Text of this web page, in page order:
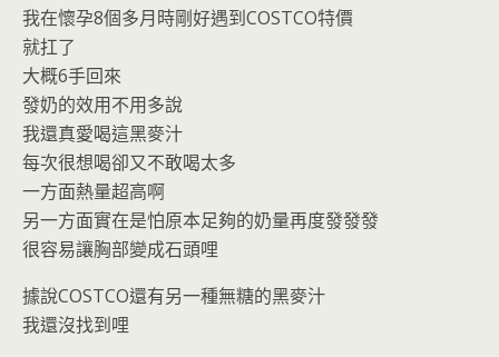
我在懷孕8個多月時剛好遇到COSTCO特價
就扛了
大概6手回來
發奶的效用不用多說
我還真愛喝這黑麥汁
每次很想喝卻又不敢喝太多
一方面熱量超高啊
另一方面實在是怕原本足夠的奶量再度發發發
很容易讓胸部變成石頭哩
據說COSTCO還有另一種無糖的黑麥汁
我還沒找到哩